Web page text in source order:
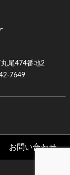
尾474番地2
7649
お問い合わせ